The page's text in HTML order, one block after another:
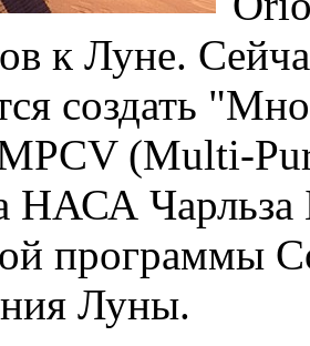
к Луне.
создать
(Multi-
НАСА
программы
Луны.